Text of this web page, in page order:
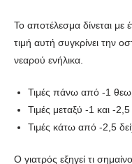
Το αποτέλεσμα δίνεται με
τιμή αυτή συγκρίνει την
νεαρού ενήλικα.
Τιμές πάνω από -1
Τιμές μεταξύ -1 και -
Τιμές κάτω από -2,5
Ο γιατρός εξηγεί τι